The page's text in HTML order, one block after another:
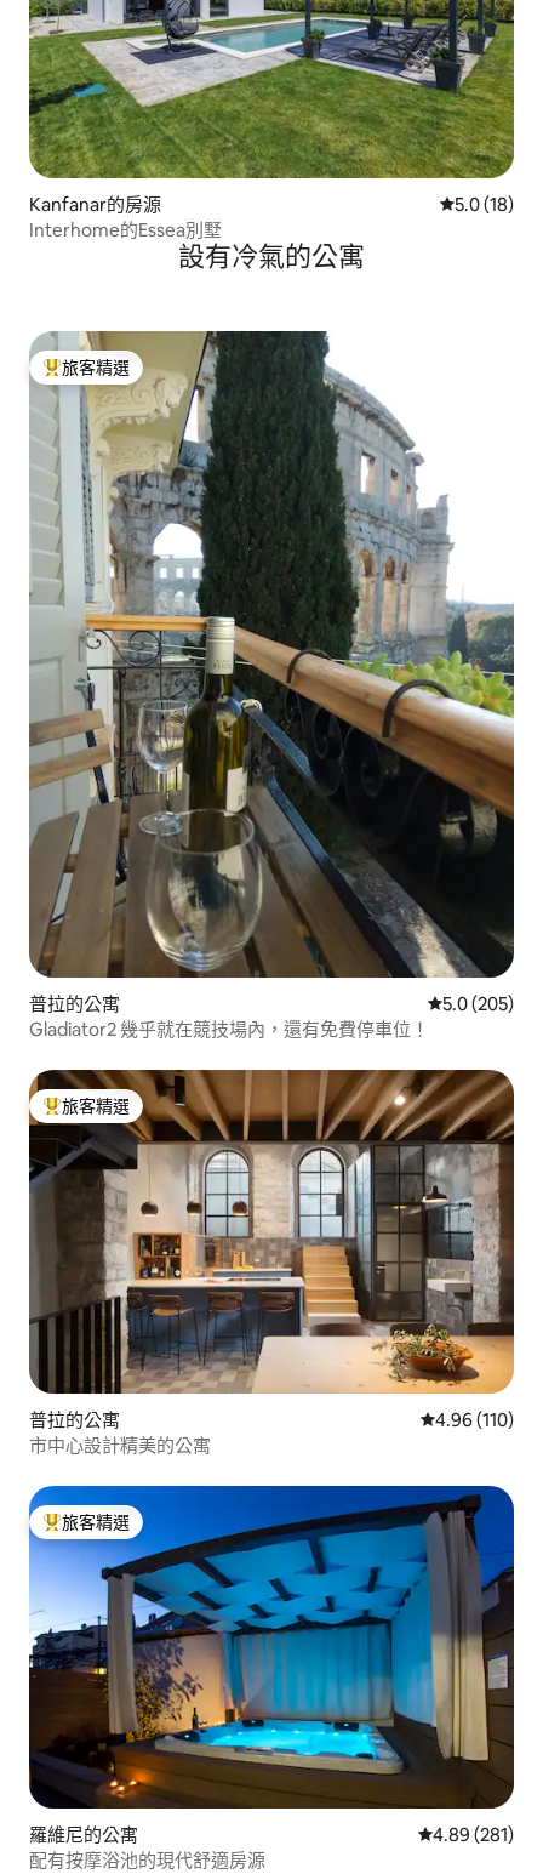
Kanfanar的房源 從 18 則評
5.0 (18)
Interhome的Essea別墅
設有冷氣的公寓
旅客精選榜首
旅客精選
普拉的公寓 從 205 則評
5.0 (205)
Gladiator2 幾乎就在競技場內，還有免費停車位！
旅客精選榜首
旅客精選
普拉的公寓 從 110 則評價
4.96 (110)
市中心設計精美的公寓
旅客精選榜首
旅客精選
羅維尼的公寓 從 281 則評價
4.89 (281)
配有按摩浴池的現代舒適房源